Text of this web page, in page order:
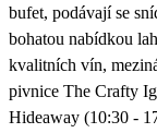
bufet, podávají se
bohatou nabídkou
kvalitních vín,
pivnice The Crafty
Hideaway (10:30 -